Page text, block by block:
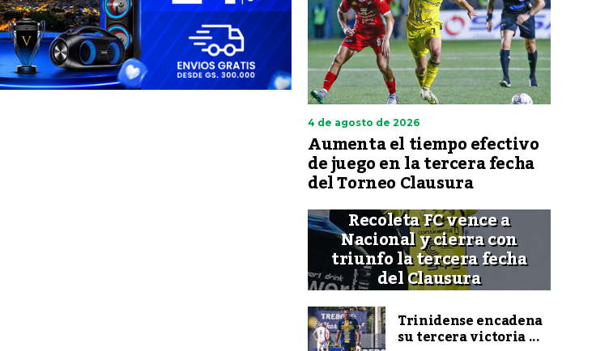
4 de agosto de 2026
Aumenta el tiempo efectivo
de juego en la tercera fecha
del Torneo Clausura
Recoleta FC vence a
Nacional y cierra con
triunfo la tercera fecha
del Clausura
Trinidense encadena
su tercera victoria ...